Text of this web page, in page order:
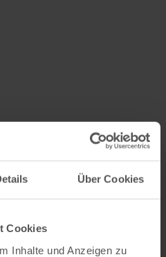
Über Cookies
Cookies
Inhalte und Anzeigen zu